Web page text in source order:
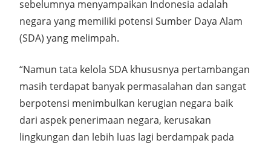
sebelumnya menyampaikan Indonesia adalah
negara yang memiliki potensi Sumber Daya Alam
(SDA) yang melimpah.
“Namun tata kelola SDA khususnya pertambangan
masih terdapat banyak permasalahan dan sangat
berpotensi menimbulkan kerugian negara baik
dari aspek penerimaan negara, kerusakan
lingkungan dan lebih luas lagi berdampak pada